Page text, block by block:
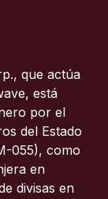
que actúa
está
por el
del Estado
055), como
en
divisas en